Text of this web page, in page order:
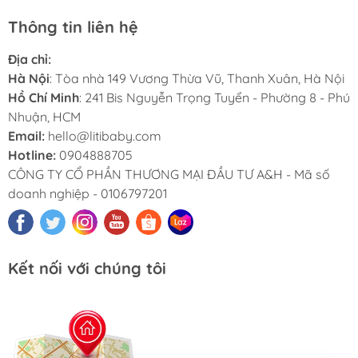
Thông tin liên hệ
Địa chỉ:
Hà Nội: Tòa nhà 149 Vương Thừa Vũ, Thanh Xuân, Hà Nội
Hồ Chí Minh: 241 Bis Nguyễn Trọng Tuyển - Phường 8 - Phú
Nhuận, HCM
Email: hello@litibaby.com
Hotline: 0904888705
CÔNG TY CỔ PHẦN THƯƠNG MẠI ĐẦU TƯ A&H - Mã số
doanh nghiệp - 0106797201
Kết nối với chúng tôi